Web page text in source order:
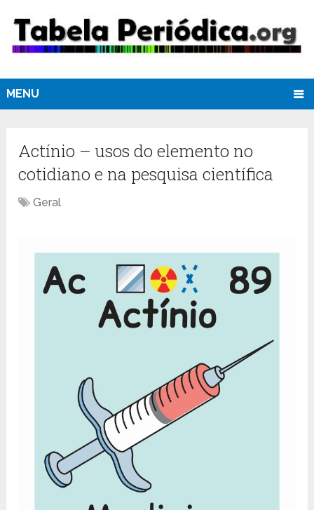
MENU
Actínio – usos do elemento no
cotidiano e na pesquisa científica
Geral